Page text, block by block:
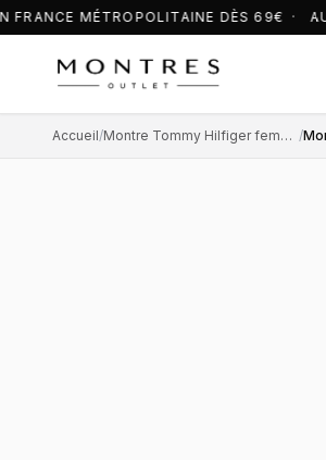
FRANCE MÉTROPOLITAINE DÈS 69€ ·
Accueil/ Montre Tommy Hilfiger femme /